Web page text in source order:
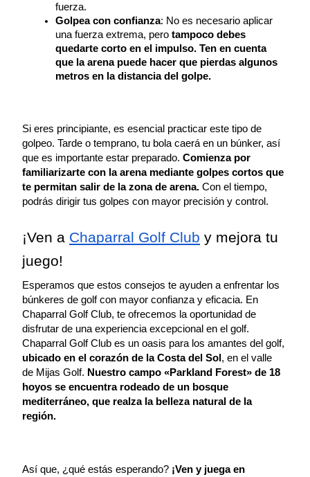
fuerza.
Golpea con confianza: No es necesario aplicar
una fuerza extrema, pero tampoco debes
quedarte corto en el impulso. Ten en cuenta
que la arena puede hacer que pierdas algunos
metros en la distancia del golpe.
Si eres principiante, es esencial practicar este tipo de
golpeo. Tarde o temprano, tu bola caerá en un búnker, así
que es importante estar preparado. Comienza por
familiarizarte con la arena mediante golpes cortos que
te permitan salir de la zona de arena. Con el tiempo,
podrás dirigir tus golpes con mayor precisión y control.
¡Ven a Chaparral Golf Club y mejora tu
juego!
Esperamos que estos consejos te ayuden a enfrentar los
búnkeres de golf con mayor confianza y eficacia. En
Chaparral Golf Club, te ofrecemos la oportunidad de
disfrutar de una experiencia excepcional en el golf.
ubicado en el corazón de la Costa del Sol , en el valle
de Mijas Golf. Nuestro campo «Parkland Forest» de 18
hoyos se encuentra rodeado de un bosque
mediterráneo, que realza la belleza natural de la
región.
Así que, ¿qué estás esperando?